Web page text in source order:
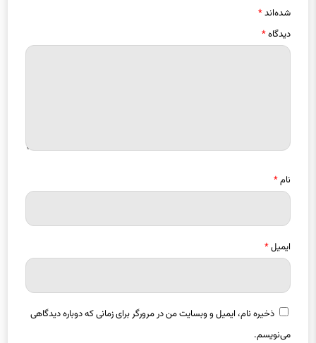
شده‌اند*
دیدگاه*
نام*
ایمیل*
ذخیره نام، ایمیل و وبسایت من در مرورگر برای زمانی که دوباره دیدگاهی
می‌نویسم.